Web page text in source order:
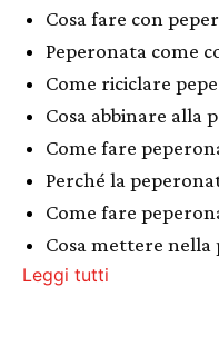
Cosa fare con
Peperonata come
Come riciclare
Cosa abbinare alla
Come fare
Perché la
Come fare
Cosa mettere nella
Leggi tutti